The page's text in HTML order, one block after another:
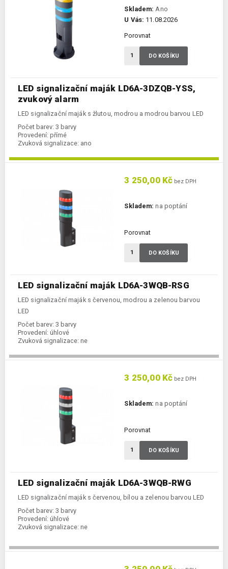
LED signalizační maják LD6A-3DZQB-YSS,
zvukový alarm
LED signalizační maják s žlutou, modrou a modrou barvou LED
Počet barev: 3 barvy
Provedení: přímé
Zvuková signalizace: ano
Skladem: Ano
U Vás: 11.08.2026
Porovnat
DO KOŠÍKU
LED signalizační maják LD6A-3WQB-RSG
LED signalizační maják s červenou, modrou a zelenou barvou
LED
Počet barev: 3 barvy
Provedení: úhlové
Zvuková signalizace: ne
3 250,00 Kč bez DPH
Skladem: na poptání
Porovnat
DO KOŠÍKU
LED signalizační maják LD6A-3WQB-RWG
LED signalizační maják s červenou, bílou a zelenou barvou LED
Počet barev: 3 barvy
Provedení: úhlové
Zvuková signalizace: ne
3 250,00 Kč bez DPH
Skladem: na poptání
Porovnat
DO KOŠÍKU